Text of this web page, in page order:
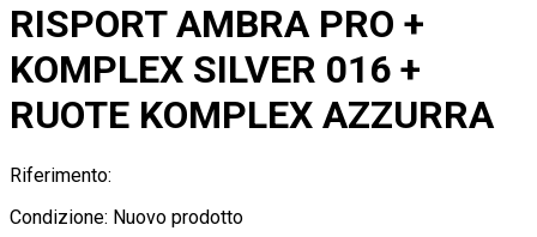
RISPORT AMBRA PRO +
KOMPLEX SILVER 016 +
RUOTE KOMPLEX AZZURRA
Riferimento:
Condizione: Nuovo prodotto